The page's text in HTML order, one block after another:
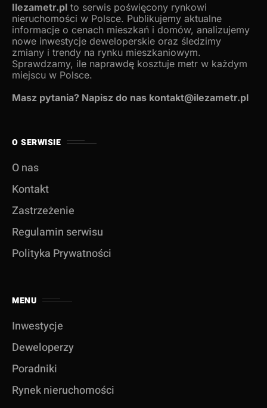
Ilezametr.pl to serwis poświęcony rynkowi
nieruchomości w Polsce. Publikujemy aktualne
informacje o cenach mieszkań i domów, analizujemy
nowe inwestycje deweloperskie oraz śledzimy
zmiany i trendy na rynku mieszkaniowym.
Sprawdzamy, ile naprawdę kosztuje metr w każdym
miejscu w Polsce.
Masz pytania? Napisz do nas kontakt@ilezametr.pl
O SERWISIE
O nas
Kontakt
Zastrzeżenie
Regulamin serwisu
Polityka Prywatności
MENU
Inwestycje
Deweloperzy
Poradniki
Rynek nieruchomości